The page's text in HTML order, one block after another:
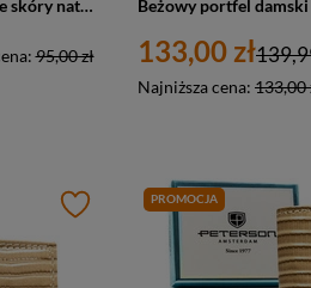
Beżowy, pojemny portfel damski ze skóry naturalnej i ekologicznej z systemem RFID - Peterson
95,00 zł 133,00 zł
Najniższa cena: 133,00
PROMOCJA